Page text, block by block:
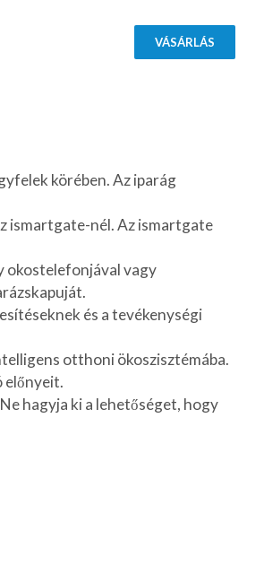
VÁSÁRLÁS
körében. Az iparág
ismartgate-nél. Az ismartgate
okostelefonjával vagy
és a tevékenységi
otthoni ökoszisztémába.
előnyeit.
hagyja ki a lehetőséget, hogy